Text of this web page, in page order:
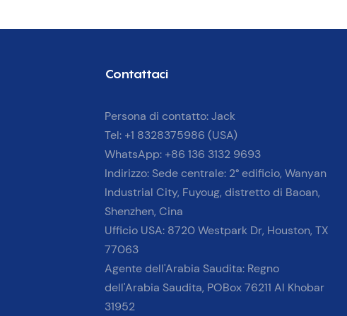
Contattaci
Persona di contatto: Jack
Tel: +1 8328375986 (USA)
WhatsApp: +86 136 3132 9693
Indirizzo: Sede centrale: 2° edificio, Wanyan
Industrial City, Fuyoug, distretto di Baoan,
Shenzhen, Cina
Ufficio USA: 8720 Westpark Dr, Houston, TX
77063
Agente dell'Arabia Saudita: Regno
dell'Arabia Saudita, POBox 76211 Al Khobar
31952